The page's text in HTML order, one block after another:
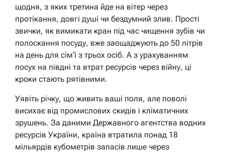
щодня, з яких третина йде на вітер через
протікання, довгі душі чи бездумний злив. Прості
звички, як вимикати кран під час чищення зубів чи
полоскання посуду, вже заощаджують до 50 літрів
на день для сім’ї з трьох осіб. А з урахуванням
посух на півдні та втрат ресурсів через війну, ці
кроки стають рятівними.
Уявіть річку, що живить ваші поля, але поволі
висихає від промислових скидів і кліматичних
зрушень. За даними Державного агентства водних
ресурсів України, країна втратила понад 18
мільярдів кубометрів запасів лише через